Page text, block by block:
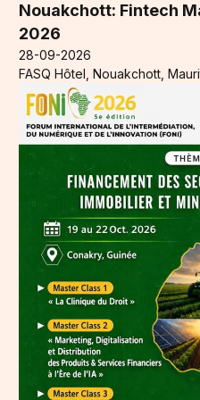
Nouakchott: Fintech
2026
28-09-2026
FASQ Hôtel, Nouakchott,